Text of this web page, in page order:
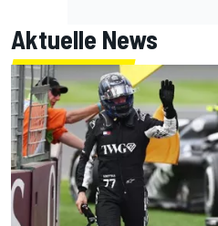
Aktuelle News